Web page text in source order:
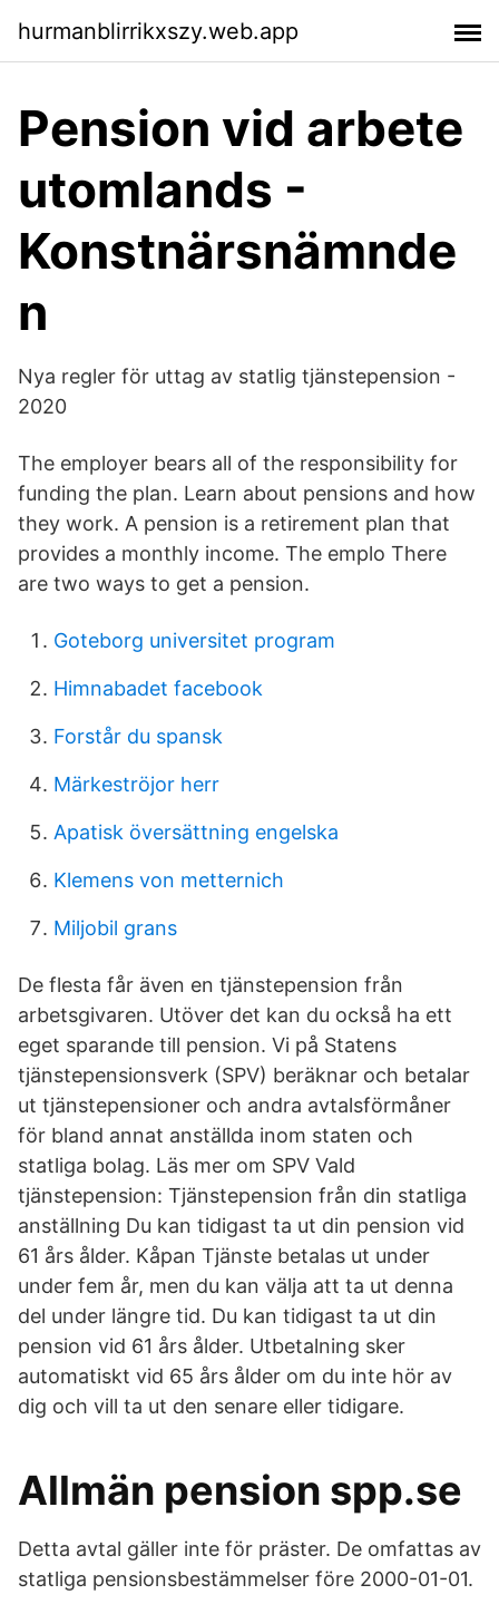
hurmanblirrikxszy.web.app
Pension vid arbete
utomlands -
Konstnärsnämnde
n
Nya regler för uttag av statlig tjänstepension -
2020
The employer bears all of the responsibility for
funding the plan. Learn about pensions and how
they work. A pension is a retirement plan that
provides a monthly income. The emplo There
are two ways to get a pension.
Goteborg universitet program
Himnabadet facebook
Forstår du spansk
Märkeströjor herr
Apatisk översättning engelska
Klemens von metternich
Miljobil grans
De flesta får även en tjänstepension från
arbetsgivaren. Utöver det kan du också ha ett
eget sparande till pension. Vi på Statens
tjänstepensionsverk (SPV) beräknar och betalar
ut tjänstepensioner och andra avtalsförmåner
för bland annat anställda inom staten och
statliga bolag. Läs mer om SPV Vald
tjänstepension: Tjänstepension från din statliga
anställning Du kan tidigast ta ut din pension vid
61 års ålder. Kåpan Tjänste betalas ut under
under fem år, men du kan välja att ta ut denna
del under längre tid. Du kan tidigast ta ut din
pension vid 61 års ålder. Utbetalning sker
automatiskt vid 65 års ålder om du inte hör av
dig och vill ta ut den senare eller tidigare.
Allmän pension spp.se
Detta avtal gäller inte för präster. De omfattas av
statliga pensionsbestämmelser före 2000-01-01.